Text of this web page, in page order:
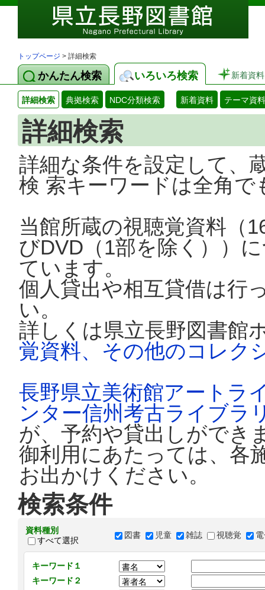
トップページ > 詳細検索
かんたん検索 いろいろ検索 新着資料
詳細検索 典拠検索 NDC分類検索 新着資料 テーマ資料
詳細検索
詳細な条件を設定して、
検 索キーワードは全角
当館所蔵の視聴覚資料（
びDVD（1部を除く））
ています。
個人貸出や相互貸借は行
い。
詳しくは県立長野図書館
覚資料、その他のコレク
長野県立美術館アートラ
ンター信州考古ライブラ
が、予約や貸出しができ
御利用にあたっては、各
お出かけください。
検索条件
資料種別
すべて選択
図書 児童 雑誌 視聴覚
キーワード１
キーワード２